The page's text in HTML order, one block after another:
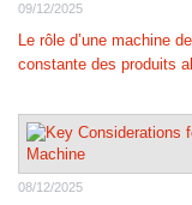
09/12/2025
Le rôle d’une machine
constante des produits
08/12/2025